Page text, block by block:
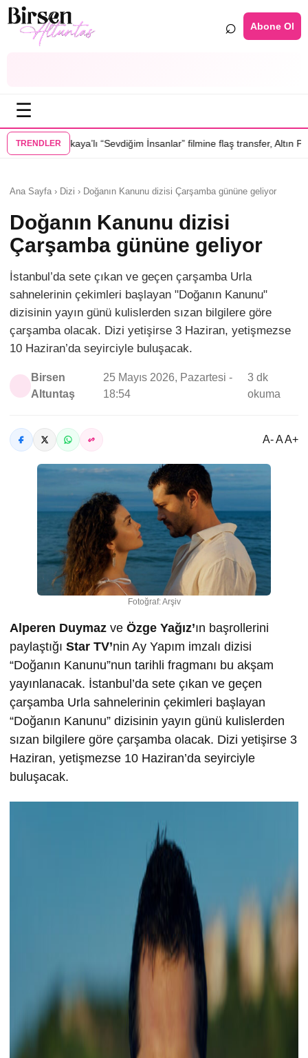
⌕ Abone Ol
☰
TRENDLER
“Sevdiğim İnsanlar” filmine flaş transfer, Altın Palmiye’li Vlad Ivanov
Ana Sayfa › Dizi › Doğanın Kanunu dizisi Çarşamba gününe geliyor
Doğanın Kanunu dizisi
Çarşamba gününe geliyor
İstanbul’da sete çıkan ve geçen çarşamba Urla
sahnelerinin çekimleri başlayan "Doğanın Kanunu"
dizisinin yayın günü kulislerden sızan bilgilere göre
çarşamba olacak. Dizi yetişirse 3 Haziran, yetişmezse
10 Haziran’da seyirciyle buluşacak.
Birsen
Altuntaş
25 Mayıs 2026, Pazartesi -
18:54
3 dk
okuma
A- A A+
Fotoğraf: Arşiv
Alperen Duymaz ve Özge Yağız’ın başrollerini
paylaştığı Star TV’nin Ay Yapım imzalı dizisi
“Doğanın Kanunu”nun tarihli fragmanı bu akşam
yayınlanacak. İstanbul’da sete çıkan ve geçen
çarşamba Urla sahnelerinin çekimleri başlayan
“Doğanın Kanunu” dizisinin yayın günü kulislerden
sızan bilgilere göre çarşamba olacak. Dizi yetişirse 3
Haziran, yetişmezse 10 Haziran’da seyirciyle
buluşacak.